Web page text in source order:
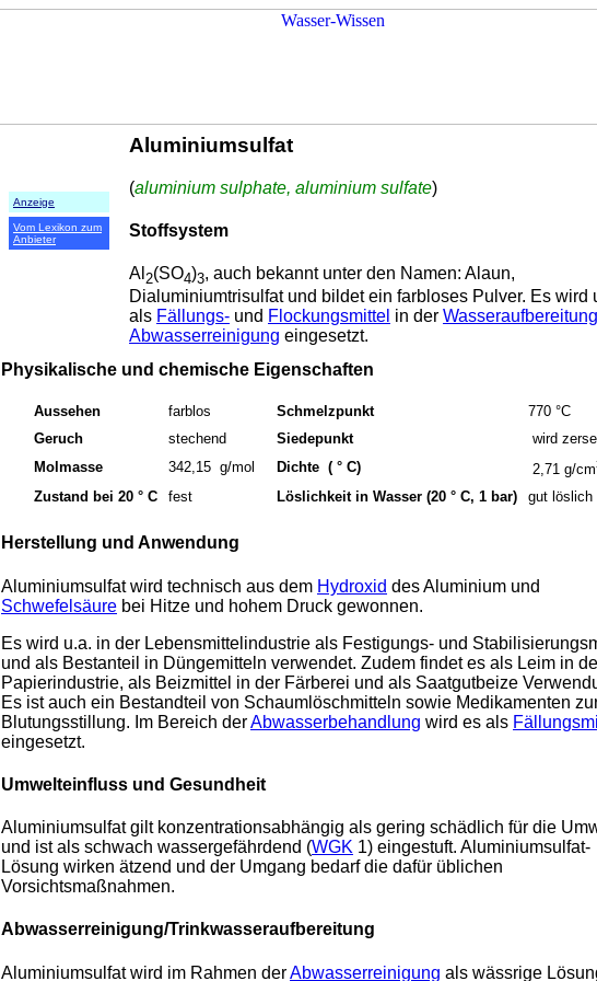
Anzeige
Vom Lexikon zum
Anbieter
Aluminiumsulfat
(aluminium sulphate, aluminium sulfate)
Stoffsystem
Al 2(SO4)3, auch bekannt unter den Namen: Alaun,
Dialuminiumtrisulfat und bildet ein farbloses Pulver. Es wird
als Fällungs- und Flockungsmittel in der Wasseraufbereitung
Abwasserreinigung eingesetzt.
Physikalische und chemische Eigenschaften
Aussehen farblos Schmelzpunkt
770 °C
Geruch
stechend Siedepunkt
wird
Molmasse
342,15 g/mol Dichte ( ° C) 2,71 g/cm
Zustand bei 20 ° C fest Löslichkeit in Wasser (20 ° C, 1 bar) gut löslich
Herstellung und Anwendung
Aluminiumsulfat wird technisch aus dem Hydroxid des Aluminium und
Schwefelsäure bei Hitze und hohem Druck gewonnen.
Es wird u.a. in der Lebensmittelindustrie als Festigungs- und
und als Bestanteil in Düngemitteln verwendet. Zudem findet es als Leim in
Papierindustrie, als Beizmittel in der Färberei und als Saatgutbeize
Es ist auch ein Bestandteil von Schaumlöschmitteln sowie Medikamenten
Blutungsstillung. Im Bereich derAbwasserbehandlung wird es als
eingesetzt.
Umwelteinfluss und Gesundheit
Aluminiumsulfat gilt konzentrationsabhängig als gering schädlich für die
und ist als schwach wassergefährdend (WGK 1) eingestuft. Aluminiumsulfat-
Lösung wirken ätzend und der Umgang bedarf die dafür üblichen
Vorsichtsmaßnahmen.
Abwasserreinigung/Trinkwasseraufbereitung
Aluminiumsulfat wird im Rahmen derAbwasserreinigung als wässrige